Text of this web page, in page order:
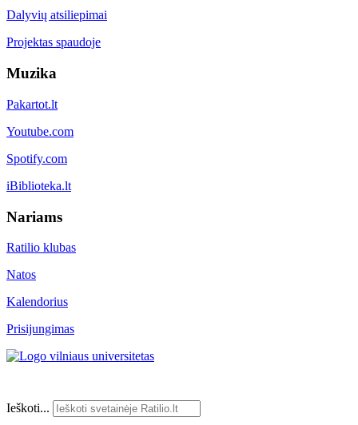
Dalyvių atsiliepimai
Projektas spaudoje
Muzika
Pakartot.lt
Youtube.com
Spotify.com
iBiblioteka.lt
Nariams
Ratilio klubas
Natos
Kalendorius
Prisijungimas
Ieškoti...